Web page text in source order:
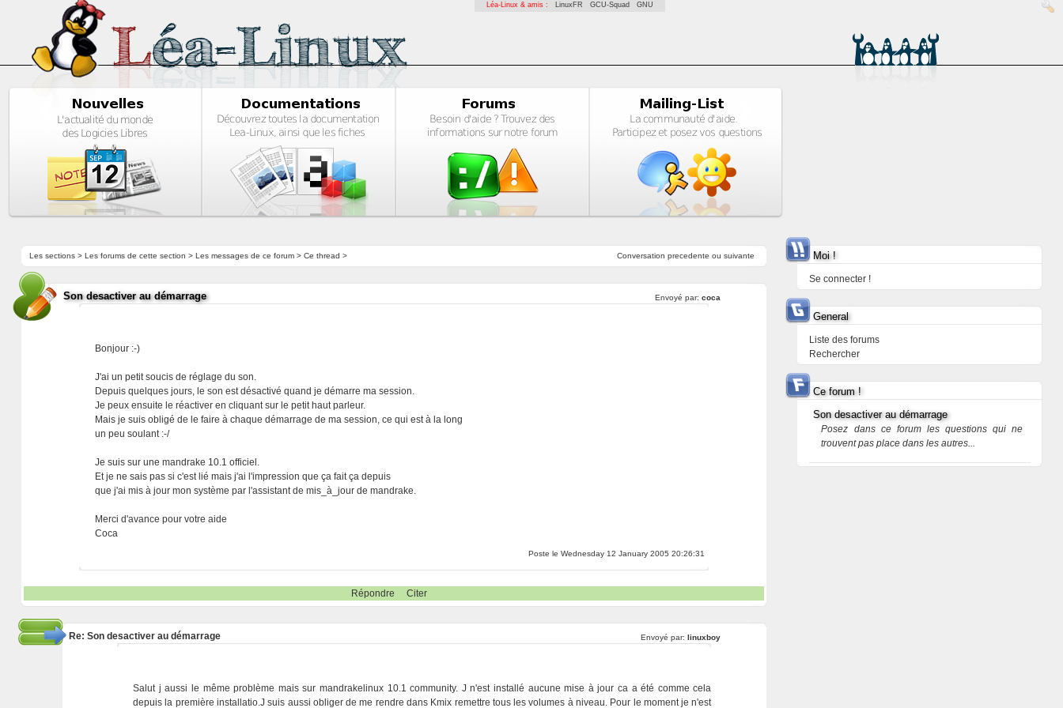
Léa-Linux & amis : LinuxFR GCU-Squad GNU
Conversation precedente ou suivante
Les sections> Les forums de cette section > Les messages de ce forum> Ce thread >
Son desactiver au démarrage Envoyé par: coca
Bonjour :-)
J'ai un petit soucis de réglage du son.
Depuis quelques jours, le son est désactivé quand je démarre ma session.
Je peux ensuite le réactiver en cliquant sur le petit haut parleur.
Mais je suis obligé de le faire à chaque démarrage de ma session, ce qui est à la long
un peu soulant :-/
Je suis sur une mandrake 10.1 officiel.
Et je ne sais pas si c'est lié mais j'ai l'impression que ça fait ça depuis
que j'ai mis à jour mon système par l'assistant de mis_à_jour de mandrake.
Merci d'avance pour votre aide
Coca
Poste le Wednesday 12 January 2005 20:26:31
Répondre Citer
Re: Son desactiver au démarrage Envoyé par: linuxboy
Salut j aussi le même problème mais sur mandrakelinux 10.1 community. J n'est installé aucune mise à jour ca a été comme cela
depuis la première installatio.J suis aussi obliger de me rendre dans Kmix remettre tous les volumes à niveau. Pour le moment je n'est
Moi !
Se connecter !
General
Liste des forums
Rechercher
Ce forum !
Son desactiver au démarrage
Posez dans ce forum les questions qui ne
trouvent pas place dans les autres...